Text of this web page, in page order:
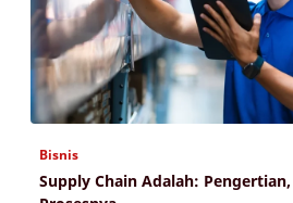
Bisnis
Supply Chain Adalah: